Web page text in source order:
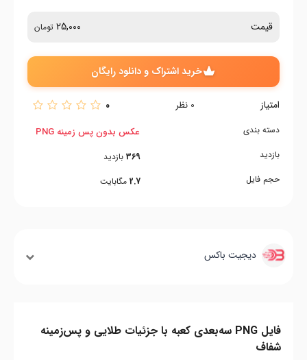
قیمت 25,000 تومان
خرید اشتراک و دانلود رایگان
امتیاز 0 نظر 0
دسته بندی
بازدید
حجم فایل
عکس بدون پس زمینه PNG
369 بازدید
2.7 مگابایت
دیجیت باکس
فایل PNG سه‌بعدی کعبه با جزئیات طلایی و پس‌زمینه
شفاف